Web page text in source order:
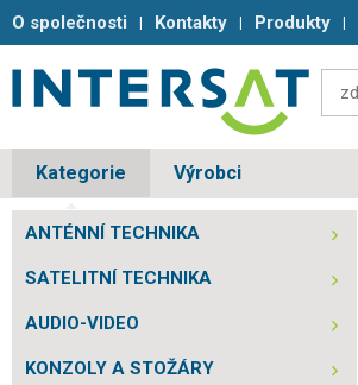
O společnosti Kontakty Produkty
Kategorie Výrobci
ANTÉNNÍ TECHNIKA
SATELITNÍ TECHNIKA
AUDIO-VIDEO
KONZOLY A STOŽÁRY